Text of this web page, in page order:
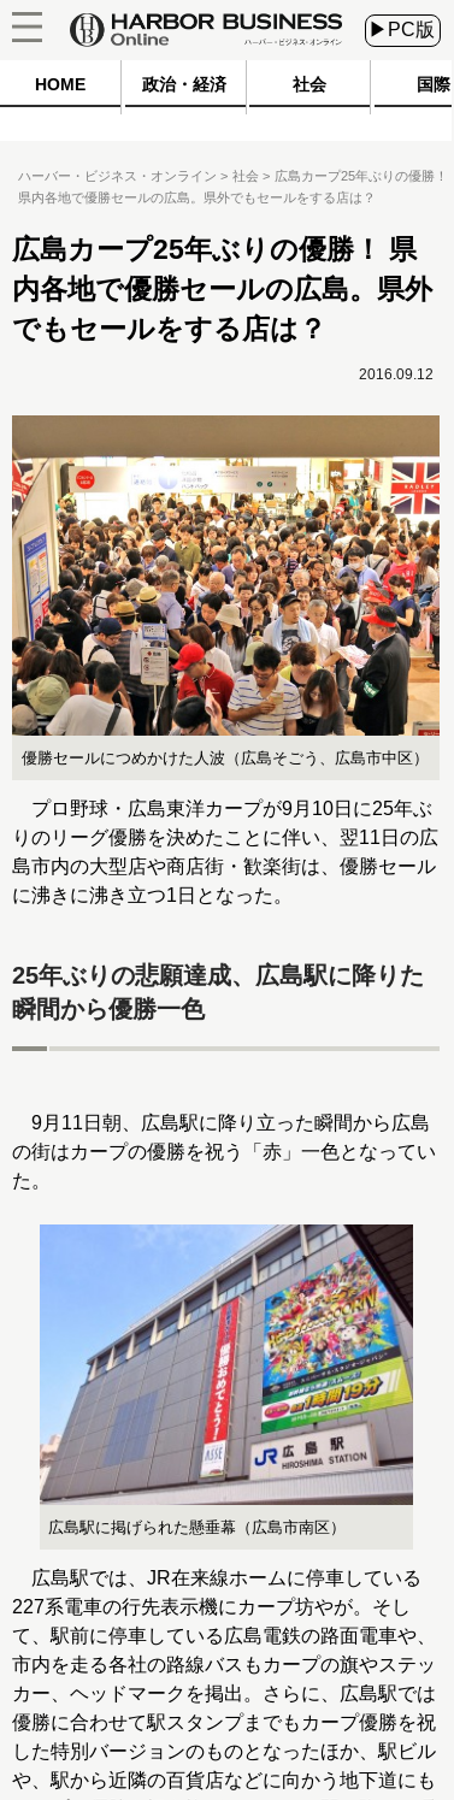
▶PC版
HOME 政治・経済 社会 国際
ハーバー・ビジネス・オンライン 社会
広島カープ25年ぶりの優勝！
県内各地で優勝セールの広島。県外でもセールをする店は？
広島カープ25年ぶりの優勝！ 県
内各地で優勝セールの広島。県外
でもセールをする店は？
2016.09.12
優勝セールにつめかけた人波（広島そごう、広島市中区）
プロ野球・広島東洋カープが9月10日に25年ぶ
りのリーグ優勝を決めたことに伴い、翌11日の広
島市内の大型店や商店街・歓楽街は、優勝セール
に沸きに沸き立つ1日となった。
25年ぶりの悲願達成、広島駅に降りた
瞬間から優勝一色
9月11日朝、広島駅に降り立った瞬間から広島
の街はカープの優勝を祝う「赤」一色となってい
た。
広島駅に掲げられた懸垂幕（広島市南区）
広島駅では、JR在来線ホームに停車している
227系電車の行先表示機にカープ坊やが。そし
て、駅前に停車している広島電鉄の路面電車や、
市内を走る各社の路線バスもカープの旗やステッ
カー、ヘッドマークを掲出。さらに、広島駅では
優勝に合わせて駅スタンプまでもカープ優勝を祝
した特別バージョンのものとなったほか、駅ビル
や、駅から近隣の百貨店などに向かう地下道にも